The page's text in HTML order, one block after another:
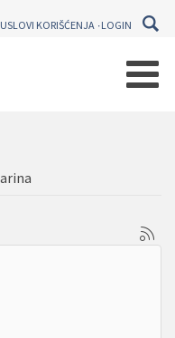
USLOVI KORIŠĆENJA LOGIN